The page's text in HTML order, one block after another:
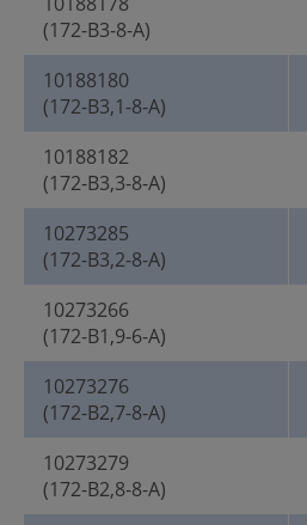
(172-B3-8-A)
10188180
(172-B3,1-8-A)
10188182
(172-B3,3-8-A)
10273285
(172-B3,2-8-A)
10273266
(172-B1,9-6-A)
10273276
(172-B2,7-8-A)
10273279
(172-B2,8-8-A)